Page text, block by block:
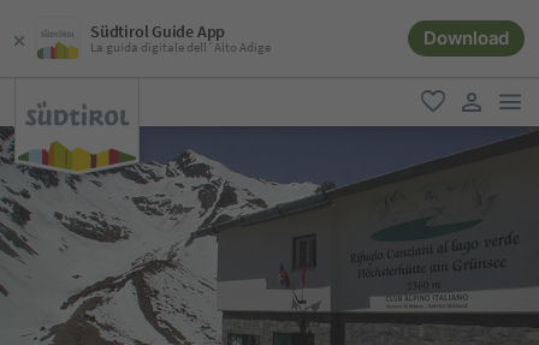
Südtirol Guide App
La guida digitale dell´Alto Adige Download
favoriti
user link